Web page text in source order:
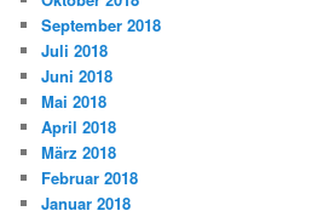
September 2018
Juli 2018
Juni 2018
Mai 2018
April 2018
März 2018
Februar 2018
Januar 2018